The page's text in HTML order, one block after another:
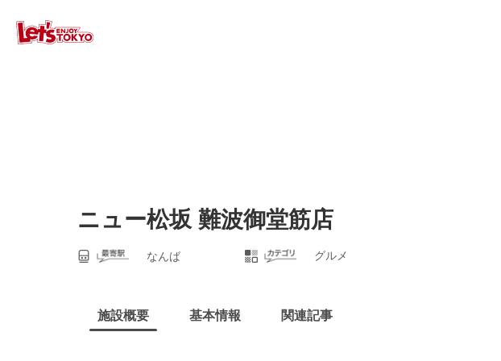
ニュー松坂 難波御堂筋店
なんば グルメ
施設概要 基本情報 関連記事